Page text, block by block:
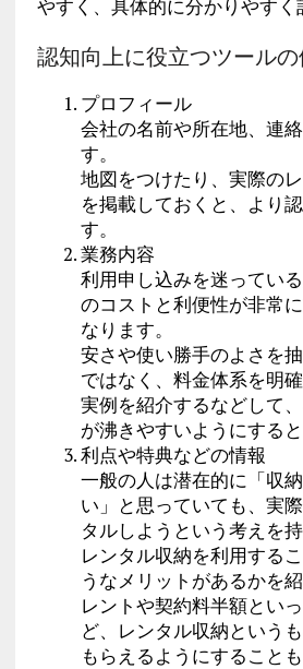
やすく、具体的に分かりやすく
認知向上に役立つツール
プロフィール
会社の名前や所在地、連
す。
地図をつけたり、実際の
を掲載しておくと、より
す。
業務内容
利用申し込みを迷ってい
のコストと利便性が非常
なります。
安さや使い勝手のよさを
ではなく、料金体系を明
実例を紹介するなどして
が沸きやすいようにすると
利点や特典などの情報
一般の人は潜在的に「収
い」と思っていても、実
タルしようという考えを
レンタル収納を利用する
うなメリットがあるかを
レントや契約料半額とい
ど、レンタル収納という
もらえるようにすること